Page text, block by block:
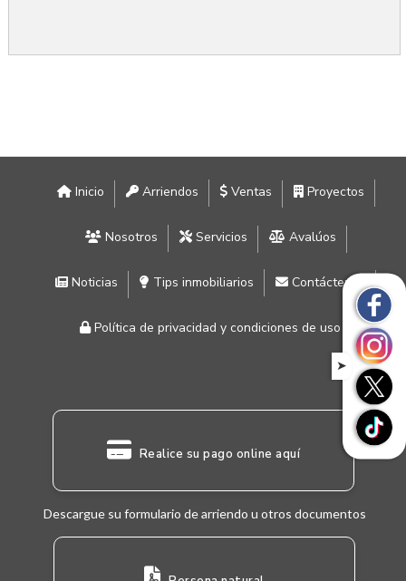
Inicio Arriendos Ventas Proyectos
Nosotros Servicios Avalúos
Noticias Tips inmobiliarios Contáctenos
Política de privacidad y condiciones de uso
Realice su pago online aquí
Descargue su formulario de arriendo u otros documentos
➤